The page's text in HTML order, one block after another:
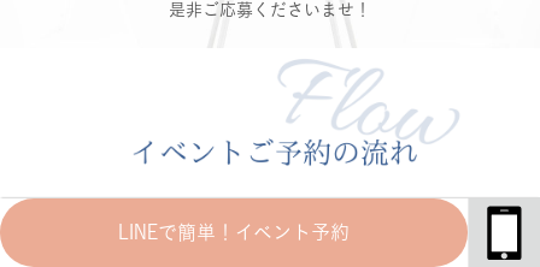
LINEで簡単！イベント予約
是非ご応募くださいませ！